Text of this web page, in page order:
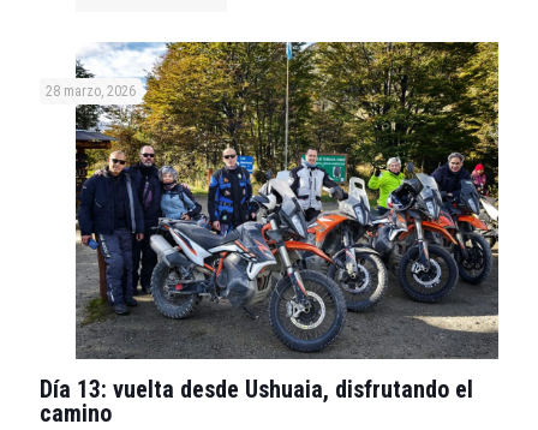
28 marzo, 2026
Día 13: vuelta desde Ushuaia, disfrutando el
camino